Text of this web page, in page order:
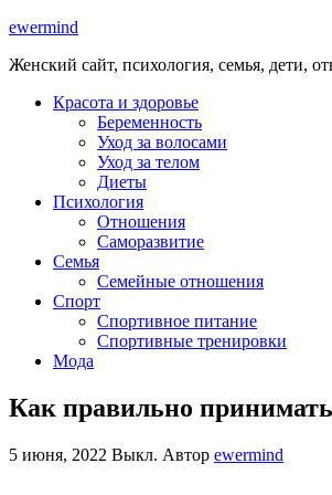
ewermind
Женский сайт, психология, семья, дети,
Красота и здоровье
Беременность
Уход за волосами
Уход за телом
Диеты
Психология
Отношения
Саморазвитие
Семья
Семейные отношения
Спорт
Спортивное питание
Спортивные тренировки
Мода
Как правильно
5 июня, 2022 Выкл. Автор ewermind